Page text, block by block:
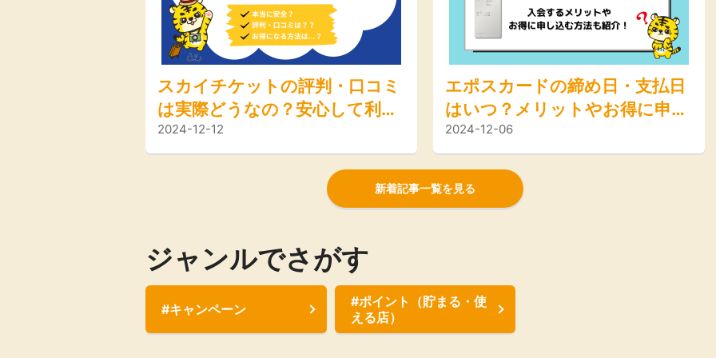
スカイチケットの評判・口コミ
は実際どうなの？安心して利用
するためのポイントやお得な方
法をご紹介！
2024-12-12
エポスカードの締め日・支払日
はいつ？メリットやお得に申し
込む方法も紹介！
2024-12-06
新着記事一覧を見る
ジャンルでさがす
#キャンペーン
#ポイント（貯まる・使
える店）